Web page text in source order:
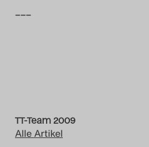
Das
–––
TT-Team 2009
Alle Artikel